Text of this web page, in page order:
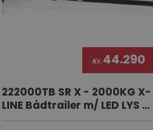
Kr.44.290
222000TB SR X - 2000KG X-
LINE Bådtrailer m/ LED LYS &